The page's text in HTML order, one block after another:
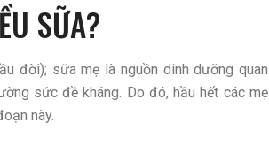
SỮA?
đời); sữa mẹ là nguồn dinh dưỡng quan
sức đề kháng. Do đó, hầu hết các mẹ
này.